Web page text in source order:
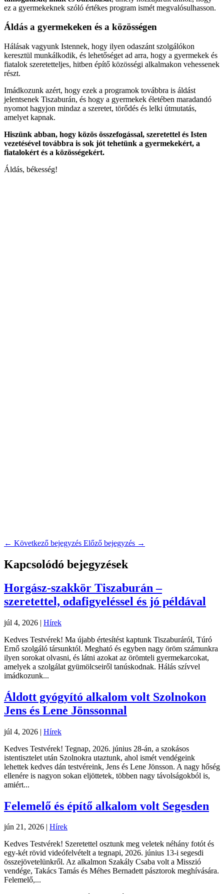
ez a gyermekeknek szóló értékes program ismét megvalósulhasson.
Áldás a gyermekeken és a közösségen
Hálásak vagyunk Istennek, hogy ilyen odaszánt szolgálókon
keresztül munkálkodik, és lehetőséget ad arra, hogy a gyermekek és
fiatalok szeretetteljes, hitben építő közösségi alkalmakon vehessenek
részt.
Imádkozunk azért, hogy ezek a programok továbbra is áldást
jelentsenek Tiszaburán, és hogy a gyermekek életében maradandó
nyomot hagyjon mindaz a szeretet, törődés és lelki útmutatás,
amelyet kapnak.
Hiszünk abban, hogy közös összefogással, szeretettel és Isten
vezetésével továbbra is sok jót tehetünk a gyermekekért, a
fiatalokért és a közösségekért.
Áldás, békesség!
← Következő bejegyzés Előző bejegyzés →
Kapcsolódó bejegyzések
Horgász-szakkör Tiszaburán –
szeretettel, odafigyeléssel és jó példával
júl 4, 2026 | Hírek
Kedves Testvérek! Ma újabb értesítést kaptunk Tiszaburáról, Túró
Ernő szolgáló társunktól. Megható és egyben nagy öröm számunkra
ilyen sorokat olvasni, és látni azokat az örömteli gyermekarcokat,
amelyek a szolgálat gyümölcseiről tanúskodnak. Hálás szívvel
imádkozunk...
Áldott gyógyító alkalom volt Szolnokon
Jens és Lene Jönssonnal
júl 4, 2026 | Hírek
Kedves Testvérek! Tegnap, 2026. június 28-án, a szokásos
istentisztelet után Szolnokra utaztunk, ahol ismét vendégeink
lehettek kedves dán testvéreink, Jens és Lene Jönsson. A nagy hőség
ellenére is nagyon sokan eljöttetek, többen nagy távolságokból is,
amiért...
Felemelő és építő alkalom volt Segesden
jún 21, 2026 | Hírek
Kedves Testvérek! Szeretettel osztunk meg veletek néhány fotót és
egy-két rövid videófelvételt a tegnapi, 2026. június 13-i segesdi
összejövetelünkről. Az alkalmon Szakály Csaba volt a Misszió
vendége, Takács Tamás és Méhes Bernadett pásztorok meghívására.
Felemelő,...